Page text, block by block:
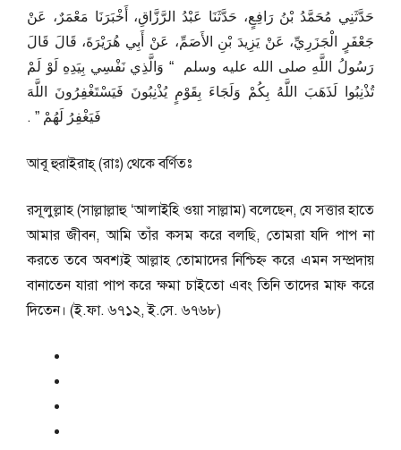
حَدَّثَنِي مُحَمَّدُ بْنُ رَافِعٍ، حَدَّثَنَا عَبْدُ الرَّزَّاقِ، أَخْبَرَنَا مَعْمَرٌ، عَنْ
جَعْفَرٍ الْجَزَرِيِّ، عَنْ يَزِيدَ بْنِ الأَصَمِّ، عَنْ أَبِي هُرَيْرَةَ، قَالَ قَالَ
رَسُولُ اللَّهِ صلى الله عليه وسلم ‏ “‏ وَالَّذِي نَفْسِي بِيَدِهِ لَوْ لَمْ
تُذْنِبُوا لَذَهَبَ اللَّهُ بِكُمْ وَلَجَاءَ بِقَوْمٍ يُذْنِبُونَ فَيَسْتَغْفِرُونَ اللَّهَ
فَيَغْفِرُ لَهُمْ ‏”‏ ‏.‏
আবূ হুরাইরাহ্‌ (রাঃ) থেকে বর্ণিতঃ
রসূলুল্লাহ (সাল্লাল্লাহু ‘আলাইহি ওয়া সাল্লাম) বলেছেন, যে সত্তার হাতে
আমার জীবন, আমি তাঁর কসম করে বলছি, তোমরা যদি পাপ না
করতে তবে অবশ্যই আল্লাহ তোমাদের নিশ্চিহ্ন করে এমন সম্প্রদায়
বানাতেন যারা পাপ করে ক্ষমা চাইতো এবং তিনি তাদের মাফ করে
দিতেন। (ই.ফা. ৬৭১২, ই.সে. ৬৭৬৮)